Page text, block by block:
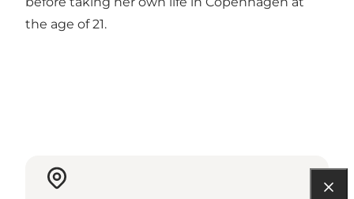
the age of 21.